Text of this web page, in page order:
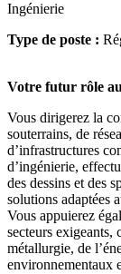
Ingénierie
Type de poste :
Votre futur rôle
Vous dirigerez la
souterrains, de
d’infrastructures
d’ingénierie,
des dessins et des
solutions adaptées
Vous appuierez
secteurs exigeants,
métallurgie, de
environnementaux